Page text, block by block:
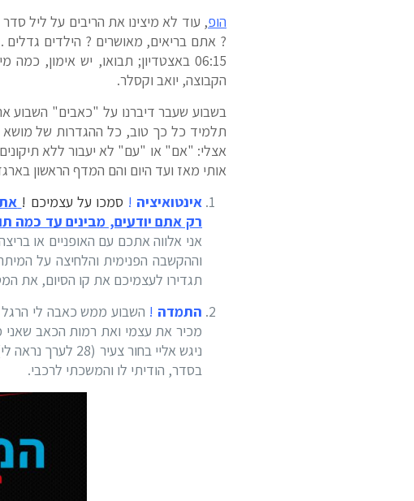
הופ, עוד לא מיצינו את הריבים על ליל
? אתם בריאים, מאושרים ? הילדים גדלים
06:15 באצטדיון; תבואו, יש
הקבוצה, יואב וקסלר.
בשבוע שעבר דיברנו על "כאבים" השבוע
תלמיד כל כך טוב, כל ההגדרות של מושא
אותי מאז ועד היום והם המדף הראשון
אינטואיציה ! סמכו על עצמיכם !
רק אתם יודעים, מבינים עד כמה
אני אלווה אתכם עם האופניים או
וההקשבה הפנימית והלחיצה על
תגדירו לעצמיכם את קו הסיום, את
התמדה ! השבוע ממש כאבה לי
מכיר את עצמי ואת רמות הכאב שאני
ניגש אליי בחור
בסדר, הודיתי לו והמשכתי לרכבי.